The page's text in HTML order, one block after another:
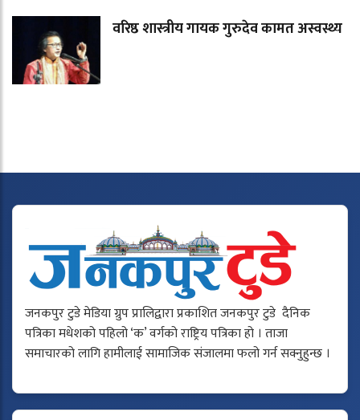
वरिष्ठ शास्त्रीय गायक गुरुदेव कामत अस्वस्थ्य
जनकपुर टुडे मेडिया ग्रुप प्रालिद्वारा प्रकाशित जनकपुर टुडे दैनिक
पत्रिका मधेशको पहिलो ‘क’ वर्गको राष्ट्रिय पत्रिका हो । ताजा
समाचारको लागि हामीलाई सामाजिक संजालमा फलो गर्न सक्नुहुन्छ ।